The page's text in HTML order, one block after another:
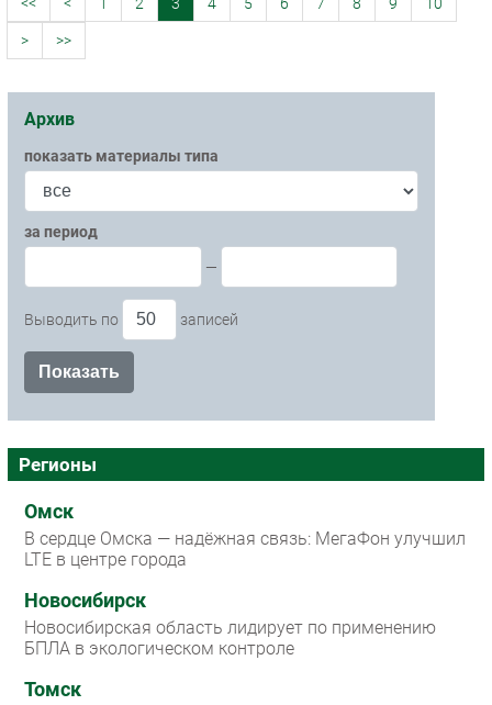
> >>
Архив
показать материалы типа
за период
—
Выводить по записей
Регионы
Омск
В сердце Омска — надёжная связь: МегаФон улучшил
LTE в центре города
Новосибирск
Новосибирская область лидирует по применению
БПЛА в экологическом контроле
Томск